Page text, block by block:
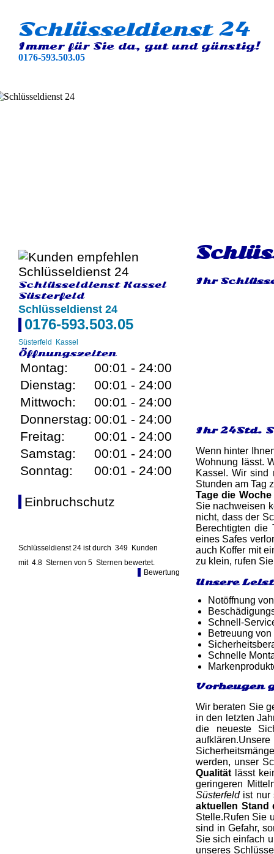
Schlüsseldienst 24
Immer für Sie da, gut und günstig!
0176-593.503.05
Schlüsseldienst Kassel
Süsterfeld
Schlüsseldienst 24
0176-593.503.05
Süsterfeld Kassel
Öffnungszeiten
Montag:
00:01 - 24:00
Dienstag:
00:01 - 24:00
Mittwoch:
00:01 - 24:00
Donnerstag: 00:01 - 24:00
Freitag:
00:01 - 24:00
Samstag:
00:01 - 24:00
Sonntag:
00:01 - 24:00
Einbruchschutz
Schlüsseldienst 24 ist durch 349 Kunden
mit 4.8 Sternen von 5 Sternen bewertet.
Bewertung
Ihr
Ihr 24Std.
Wenn hinter
Wohnung lässt.
Kassel. Wir sind
Stunden am Tag
Tage die Woche
Sie nachweisen
nicht, dass der
Berechtigten die
eines Safes
auch Koffer mit
zu klein, rufen
Unsere
Notöffnung
Schnell-
Betreuung
Schnelle
Vorbeugen
Wir beraten Sie
in den letzten
die neueste
werden, unser
Qualität lässt
geringeren
Süsterfeldist nur
aktuellen Stand
Stelle.Rufen Sie
sind in Gefahr,
Sie sich einfach
unseres